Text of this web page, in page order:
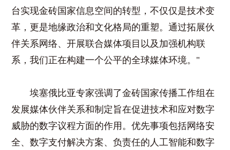
台实现金砖国家信息空间的转型，不仅仅是技术变
革，更是地缘政治和文化格局的重塑。通过拓展伙
伴关系网络、开展联合媒体项目以及加强机构联
系，我们正在构建一个公平的全球媒体环境。"
埃塞俄比亚专家强调了金砖国家传播工作组在
发展媒体伙伴关系和制定旨在促进技术和应对数字
威胁的数字议程方面的作用。优先事项包括网络安
全、数字支付解决方案、负责任的人工智能和数字